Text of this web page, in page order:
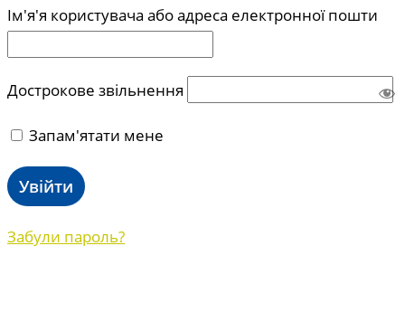
Ім'я'я користувача або адреса електронної пошти
Дострокове звільнення
Запам'ятати мене
Забули пароль?